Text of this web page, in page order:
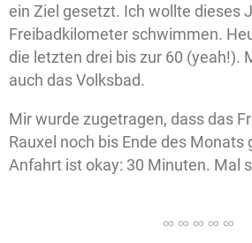
ein Ziel gesetzt. Ich wollte dieses
Freibadkilometer schwimmen.
die letzten drei bis zur 60 (yeah!).
auch das Volksbad.
Mir wurde zugetragen, dass das
Rauxel noch bis Ende des Monats
Anfahrt ist okay: 30 Minuten. Mal